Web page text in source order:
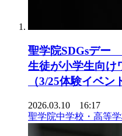
聖学院SDGsデー
生徒が小学生向け
（3/25体験イベ
2026.03.10 16:17
聖学院中学校・高等